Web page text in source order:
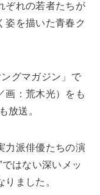
ぞれの若者たちが
姿を描いた青春ク
グマガジン」で
画：荒木光）をも
放送。
力派俳優たちの演
はない深いメッ
ました。